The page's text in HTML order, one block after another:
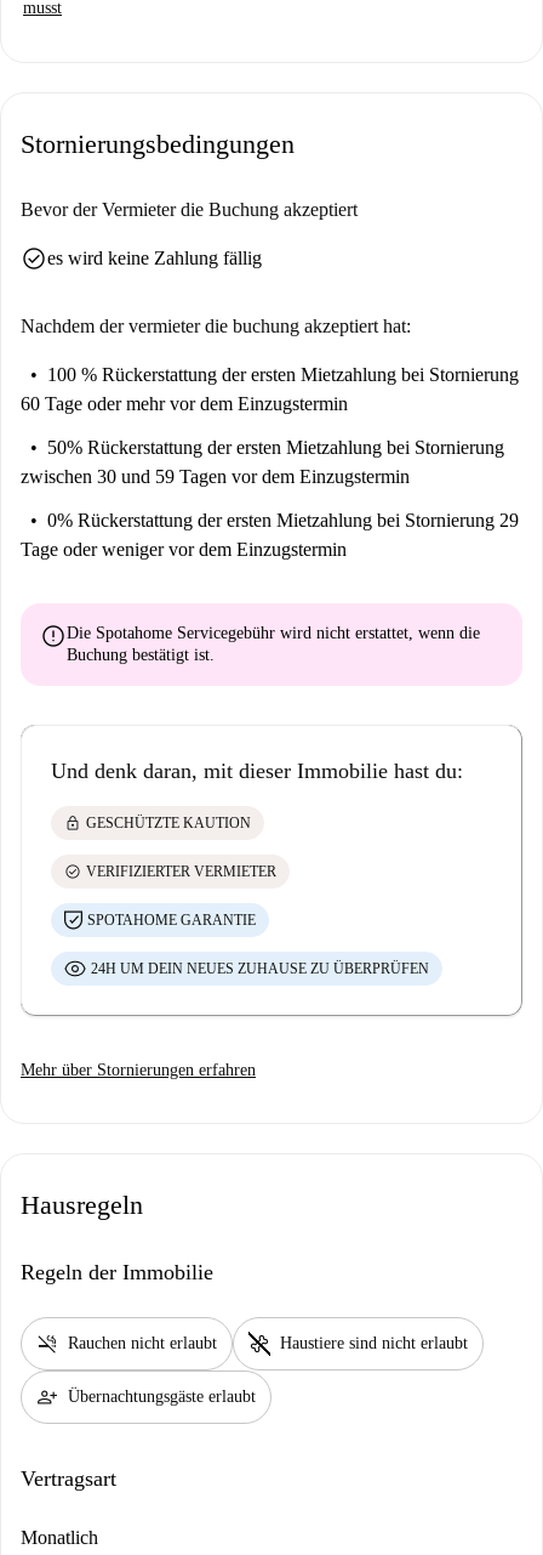
Spotahome persönlich geprüft wurde.
Dąbrowa. Auch polnische Lokale wie das Rarytas Domowe Bistro und
ebenfalls in der Nähe und bietet alles für Ihre Einkäufe. Entdecken Sie
musst
Stornierungsbedingungen
Bevor der Vermieter die Buchung akzeptiert
check_circlees wird keine Zahlung fällig
Nachdem der vermieter die buchung akzeptiert hat:
100 % Rückerstattung der ersten Mietzahlung bei Stornierung
60 Tage oder mehr vor dem Einzugstermin
50% Rückerstattung der ersten Mietzahlung bei Stornierung
zwischen 30 und 59 Tagen vor dem Einzugstermin
0% Rückerstattung der ersten Mietzahlung bei Stornierung 29
Tage oder weniger vor dem Einzugstermin
errorDie Spotahome Servicegebühr wird nicht erstattet, wenn die
Buchung bestätigt ist.
Und denk daran, mit dieser Immobilie hast du:
lock GESCHÜTZTE KAUTION
check_circle VERIFIZIERTER VERMIETER
SPOTAHOME GARANTIE
24H UM DEIN NEUES ZUHAUSE ZU ÜBERPRÜFEN
Mehr über Stornierungen erfahren
Hausregeln
Regeln der Immobilie
smoke_free Rauchen nicht erlaubt pet_supplies Haustiere sind nicht erlaubt
person_add Übernachtungsgäste erlaubt
Vertragsart
Monatlich